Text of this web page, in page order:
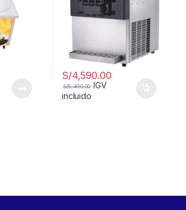
S/4,590.00
S/5,490.00 IGV
incluido